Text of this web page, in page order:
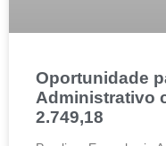
Oportunidade
Administrativo
2.749,18